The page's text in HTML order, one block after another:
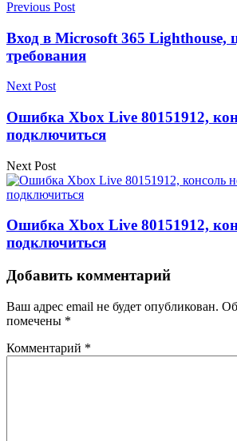
Previous Post
Вход в Microsoft 365 Lighthouse,
требования
Next Post
Ошибка Xbox Live 80151912,
подключиться
Next Post
Ошибка Xbox Live 80151912,
подключиться
Добавить комментарий
Ваш адрес email не будет опубликован.
помечены *
Комментарий *